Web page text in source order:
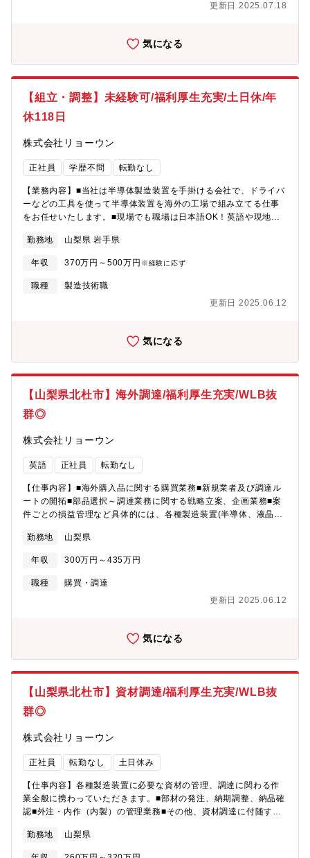
ライベートの時間をしっかりと分ける事が可能となります。株式
身・世帯用の寮を利用可能な場合もありますので、お気軽にご相
更新日 2025.07.18
気になる
【組立・調整】未経験可/福利厚生充実/土日休/年
休118日
株式会社リョーウン
正社員 学歴不問 転勤なし
【業務内容】■当社は半導体製造装置を手掛ける会社で、ドライバ
ーなどの工具を使って半導体装置を海外の工場で組み立てる仕事
をお任せいたします。■現場でも職場は日本語OK！英語や現地語
ら装置を設置する海外工場へ、4～8名くらいのメンバーと一緒に
チームで向かいます。現地で行う業務も本社研修したことです
し、ベテラン社員も同行しますので安心です。■渡航先は、イタリ
ア、イギリス、フランス、アメリカ、シンガポール、中国、韓
国ごとで最長3ヶ月間を予定していますが、進捗状況によって変わ
勤務地 山梨県 岩手県
年収 370万円～500万円 ※経験に応ず
職種
製造技術職
更新日 2025.06.12
気になる
【山梨県北杜市】海外調達/福利厚生充実/WLB抜
群◎
株式会社リョーウン
英語 正社員 転勤なし
【仕事内容】■海外購入品に関する購買業務■新規業者及び調達ル
ートの開拓■部品選択～調達業務に関する戦略立案、企画業務■案
件ごとの損益管理など具体的には、各種製造装置(半導体、液晶、
ベローズなどを製造する際に必要なねじや配管、ユニット部品な
どの加工品やステンレスや特殊金属、チタンなどの部材を海外か
ら調達します。 その他資材調達に付随する業務、外注内作業管理
業務もお任せします。【就業環境】働き方改革を進めており、年
ける事が可能となります。株式会社ミラプログループとして、本
ありますので、お気軽にご相談ください 。
勤務地 山梨県
年収 300万円～435万円
職種
購買・調達
更新日 2025.06.12
気になる
【山梨県北杜市】資材調達/福利厚生充実/WLB抜
群◎
株式会社リョーウン
正社員 転勤なし 土日休み
【仕事内容】各種製造装置に必要な資材の管理、調達に関わる作
業全般に携わっていただきます。■部材の発注、納期調整、納品確
認■外注・内作（内製）の管理業務■その他、資材調達に付随する
も安心してご応募下さい。【就業環境】働き方改革を進めてお
り、年間休日も徐々に増え、仕事とプライベートの時間をしっか
勤務地 山梨県